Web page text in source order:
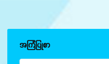
အကြံပြုစာ